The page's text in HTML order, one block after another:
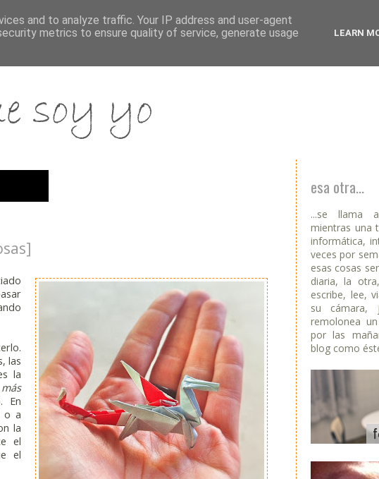
las
la
En
o a
la
el
el
esa otra...
...se llama
mientras una
informática,
veces por
esas cosas
diaria, la otra,
escribe, lee,
su cámara,
remolonea
por las
blog como
and to analyze traffic. Your IP address and user-agent
metrics to ensure quality of service, generate usage
LEARN